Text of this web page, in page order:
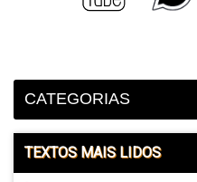
CATEGORIAS
TEXTOS MAIS LIDOS